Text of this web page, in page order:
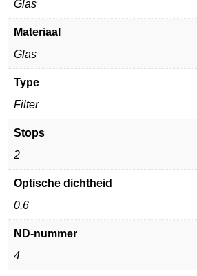
Glas
Materiaal
Glas
Type
Filter
Stops
2
Optische dichtheid
0,6
ND-nummer
4